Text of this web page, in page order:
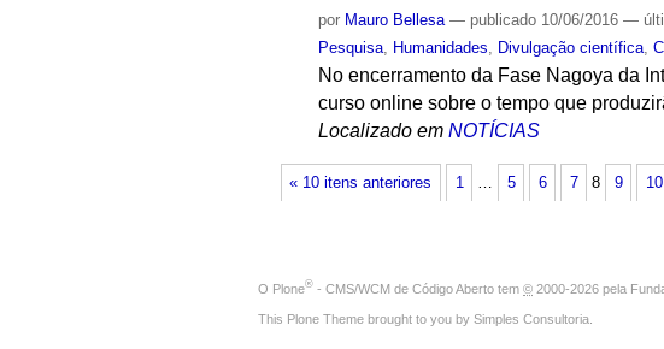
por Mauro Bellesa — publicado 10/06/2016—
Pesquisa, Humanidades, Divulgação científica,
No encerramento da Fase Nagoya da
curso online sobre o tempo que
Localizado em NOTÍCIAS
« 10 itens anteriores 1 5 6 7 8 9 10
O Plone® - CMS/WCM de Código Aberto tem © 2000-2026 pela
This Plone Theme brought to you by Simples Consultoria